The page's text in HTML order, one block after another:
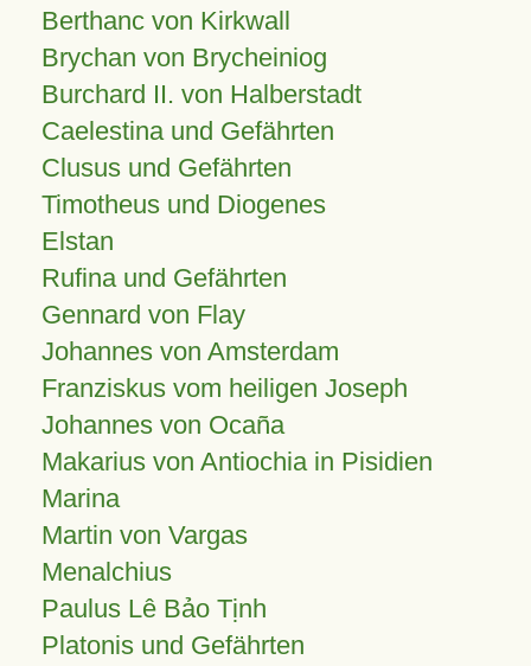
Berthanc von Kirkwall
Brychan von Brycheiniog
Burchard II. von Halberstadt
Caelestina und Gefährten
Clusus und Gefährten
Timotheus und Diogenes
Elstan
Rufina und Gefährten
Gennard von Flay
Johannes von Amsterdam
Franziskus vom heiligen Joseph
Johannes von Ocaña
Makarius von Antiochia in Pisidien
Marina
Martin von Vargas
Menalchius
Paulus Lê Bảo Tịnh
Platonis und Gefährten